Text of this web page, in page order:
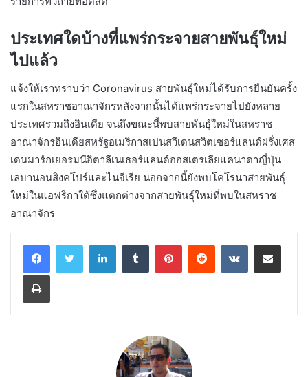
ประเทศใดบ้างที่แพร่กระจายสายพันธุ์ใหม่
ไปแล้ว
แจ้งให้เราทราบว่า Coronavirus สายพันธุ์ใหม่ได้รับการยืนยันครั้ง
แรกในสหราชอาณาจักรหลังจากนั้นได้แพร่กระจายไปยังหลาย
ประเทศรวมถึงอินเดีย จนถึงขณะนี้พบสายพันธุ์ใหม่ในสหราช
อาณาจักรอินเดียสหรัฐอเมริกาสเปนสวีเดนสวิตเซอร์แลนด์ฝรั่งเศส
เดนมาร์กเยอรมนีอิตาลีเนเธอร์แลนด์ออสเตรเลียแคนาดาญี่ปุ่น
เลบานอนสิงคโปร์และไนจีเรีย นอกจากนี้ยังพบโคโรนาสายพันธุ์
ใหม่ในแอฟริกาใต้ซึ่งแตกต่างจากสายพันธุ์ใหม่ที่พบในสหราช
อาณาจักร
LinkedInTumblr PinterestReddit VKontakteShare via Email
Print